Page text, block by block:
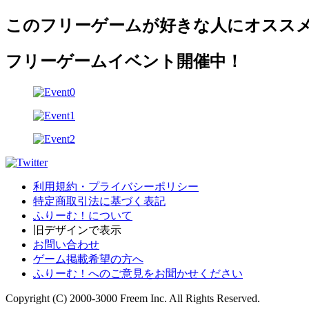
このフリーゲームが好きな人にオスス
フリーゲームイベント開催中！
利用規約・プライバシーポリシー
特定商取引法に基づく表記
ふりーむ！について
旧デザインで表示
お問い合わせ
ゲーム掲載希望の方へ
ふりーむ！へのご意見をお聞かせください
Copyright (C) 2000-3000 Freem Inc. All Rights Reserved.